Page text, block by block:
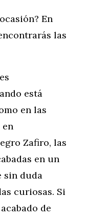
En
las
está
en las
Zafiro, las
en un
sin duda
curiosas. Si
de